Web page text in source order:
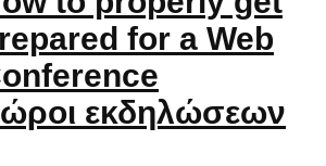
for a Web
εκδηλώσεων